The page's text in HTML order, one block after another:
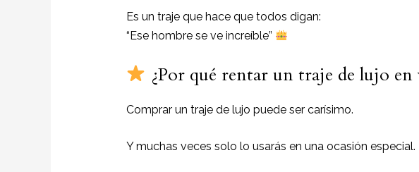
Es un traje que hace que todos digan:
“Ese hombre se ve increíble”
¿Por qué rentar un traje de lujo en
Comprar un traje de lujo puede ser carísimo.
Y muchas veces solo lo usarás en una ocasión especial.